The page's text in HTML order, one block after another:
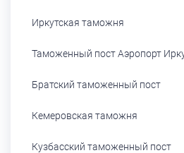
Иркутская таможня
Таможенный пост Аэропорт
Братский таможенный пост
Кемеровская таможня
Кузбасский таможенный пост